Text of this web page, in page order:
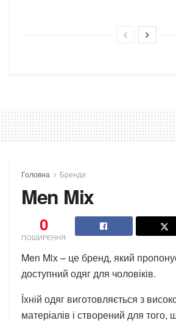
Головна Бренди
Men Mix
0
ПОШИРЕННЯ
Men Mix – це бренд, який
доступний одяг для чоловіків.
Їхній одяг виготовляється з
матеріалів і створений для того,